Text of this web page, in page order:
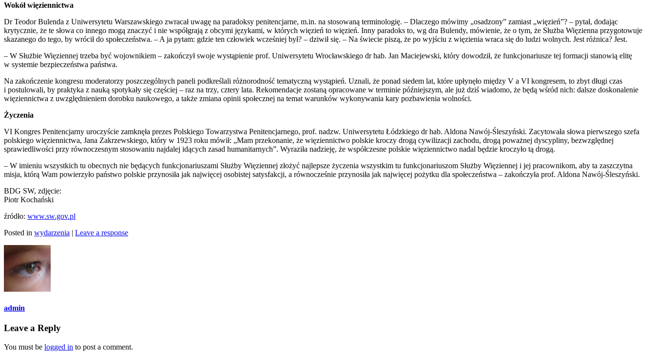
Wokół więziennictwa
Dr Teodor Bulenda z Uniwersytetu Warszawskiego zwracał uwagę na paradoksy penitencjarne, m.in. na stosowaną terminologię. – Dlaczego mówimy „osadzony” zamiast „więzień”? – pytał, dodając
krytycznie, że te słowa co innego mogą znaczyć i nie współgrają z obcymi językami, w których więzień to więzień. Inny paradoks to, wg dra Bulendy, mówienie, że o tym, że Służba Więzienna przygotowuje
skazanego do tego, by wrócił do społeczeństwa. – A ja pytam: gdzie ten człowiek wcześniej był? – dziwił się. – Na świecie piszą, że po wyjściu z więzienia wraca się do ludzi wolnych. Jest różnica? Jest.
– W Służbie Więziennej trzeba być wojownikiem – zakończył swoje wystąpienie prof. Uniwersytetu Wrocławskiego dr hab. Jan Maciejewski, który dowodził, że funkcjonariusze tej formacji stanowią elitę
w systemie bezpieczeństwa państwa.
Na zakończenie kongresu moderatorzy poszczególnych paneli podkreślali różnorodność tematyczną wystąpień. Uznali, że ponad siedem lat, które upłynęło między V a VI kongresem, to zbyt długi czas
i postulowali, by praktyka z nauką spotykały się częściej – raz na trzy, cztery lata. Rekomendacje zostaną opracowane w terminie późniejszym, ale już dziś wiadomo, że będą wśród nich: dalsze doskonalenie
więziennictwa z uwzględnieniem dorobku naukowego, a także zmiana opinii społecznej na temat warunków wykonywania kary pozbawienia wolności.
Życzenia
VI Kongres Penitencjarny uroczyście zamknęła prezes Polskiego Towarzystwa Penitencjarnego, prof. nadzw. Uniwersytetu Łódzkiego dr hab. Aldona Nawój-Śleszyński. Zacytowała słowa pierwszego szefa
polskiego więziennictwa, Jana Zakrzewskiego, który w 1923 roku mówił: „Mam przekonanie, że więziennictwo polskie kroczy drogą cywilizacji zachodu, drogą poważnej dyscypliny, bezwzględnej
sprawiedliwości przy równoczesnym stosowaniu najdalej idących zasad humanitarnych”. Wyraziła nadzieję, że współczesne polskie więziennictwo nadal będzie kroczyło tą drogą.
– W imieniu wszystkich tu obecnych nie będących funkcjonariuszami Służby Więziennej złożyć najlepsze życzenia wszystkim tu funkcjonariuszom Służby Więziennej i jej pracownikom, aby ta zaszczytna
misja, którą Wam powierzyło państwo polskie przynosiła jak najwięcej osobistej satysfakcji, a równocześnie przynosiła jak najwięcej pożytku dla społeczeństwa – zakończyła prof. Aldona Nawój-Śleszyński.
BDG SW, zdjęcie:
Piotr Kochański
źródło: www.sw.gov.pl
Posted in wydarzenia | Leave a response
admin
Leave a Reply
You must be logged in to post a comment.